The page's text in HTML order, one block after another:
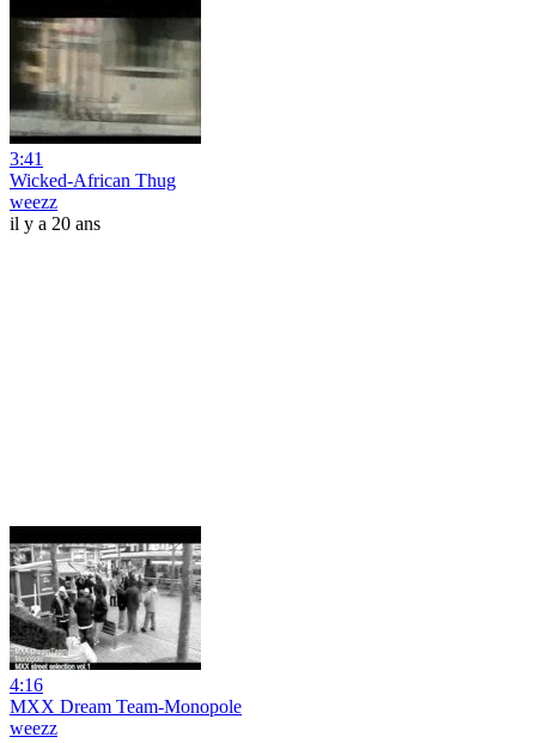
3:41
Wicked-African Thug
weezz
il y a 20 ans
4:16
MXX Dream Team-Monopole
weezz